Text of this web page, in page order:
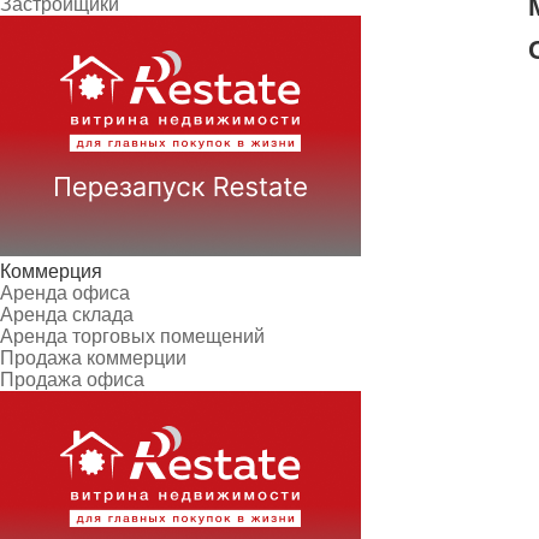
Застройщики
Коммерция
Аренда офиса
Аренда склада
Аренда торговых помещений
Продажа коммерции
Продажа офиса